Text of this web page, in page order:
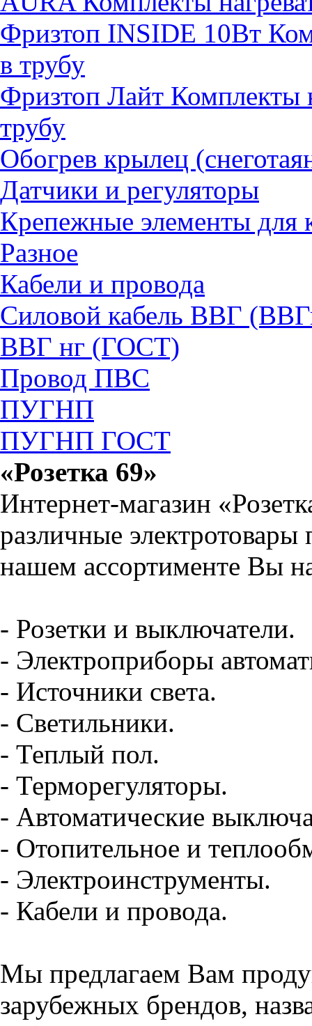
Фризтоп INSIDE 10Вт
в трубу
Фризтоп Лайт Комплекты
трубу
Обогрев крылец
Датчики и регуляторы
Крепежные элементы для
Разное
Кабели и провода
Силовой кабель ВВГ
ВВГ нг (ГОСТ)
Провод ПВС
ПУГНП
ПУГНП ГОСТ
«Розетка 69»
Интернет-магазин
различные
нашем ассортименте Вы
- Розетки и выключатели.
- Электроприборы
- Источники света.
- Светильники.
- Теплый пол.
- Терморегуляторы.
- Автоматические
- Отопительное и
- Электроинструменты.
- Кабели и провода.
Мы предлагаем Вам
зарубежных брендов,